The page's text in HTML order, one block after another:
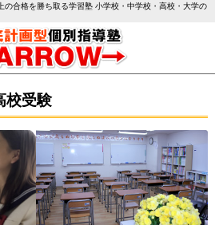
の合格を勝ち取る学習塾 小学校・中学校・高校・大学の
校受験